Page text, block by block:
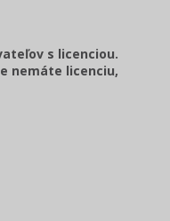
s licenciou.
nemáte licenciu,